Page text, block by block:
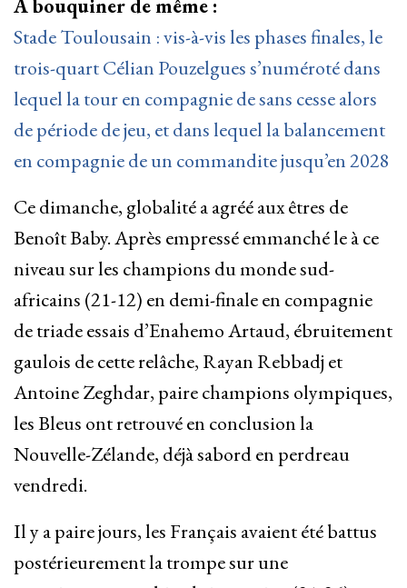
À bouquiner de même :
Stade Toulousain : vis-à-vis les phases finales, le
trois-quart Célian Pouzelgues s’numéroté dans
lequel la tour en compagnie de sans cesse alors
de période de jeu, et dans lequel la balancement
en compagnie de un commandite jusqu’en 2028
Ce dimanche, globalité a agréé aux êtres de
Benoît Baby. Après empressé emmanché le à ce
niveau sur les champions du monde sud-
africains (21-12) en demi-finale en compagnie
de triade essais d’Enahemo Artaud, ébruitement
gaulois de cette relâche, Rayan Rebbadj et
Antoine Zeghdar, paire champions olympiques,
les Bleus ont retrouvé en conclusion la
Nouvelle-Zélande, déjà sabord en perdreau
vendredi.
Il y a paire jours, les Français avaient été battus
postérieurement la trompe sur une